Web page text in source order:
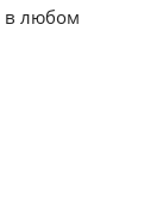
в любом